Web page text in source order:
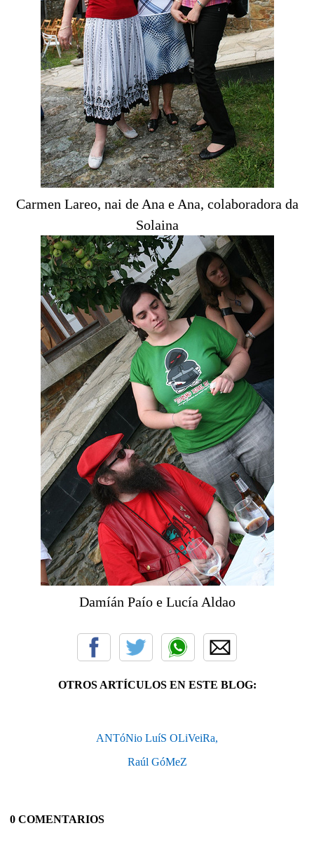
Carmen Lareo, nai de Ana e Ana, colaboradora da
Solaina
Damíán Paío e Lucía Aldao
OTROS ARTÍCULOS EN ESTE BLOG:
ANTóNio LuíS OLiVeiRa,
Raúl GóMeZ
0 COMENTARIOS